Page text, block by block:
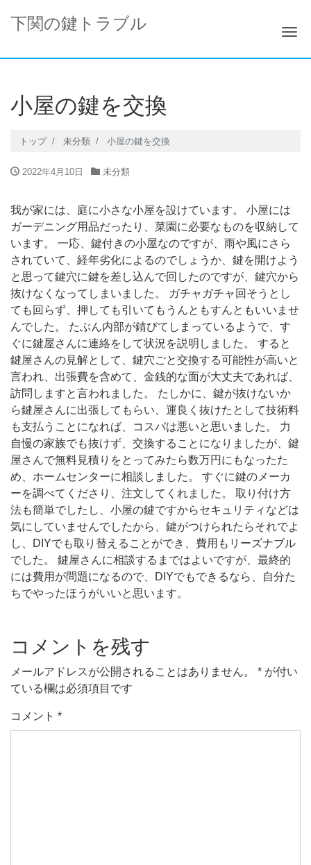
下関の鍵トラブル
ナ
小屋の鍵を交換
トップ 未分類 小屋の鍵を交換
2022年4月10日 未分類
我が家には、庭に小さな小屋を設けています。 小屋には
ガーデニング用品だったり、菜園に必要なものを収納して
います。 一応、鍵付きの小屋なのですが、雨や風にさら
されていて、経年劣化によるのでしょうか、鍵を開けよう
と思って鍵穴に鍵を差し込んで回したのですが、鍵穴から
抜けなくなってしまいました。 ガチャガチャ回そうとし
ても回らず、押しても引いてもうんともすんともいいませ
んでした。 たぶん内部が錆びてしまっているようで、す
ぐに鍵屋さんに連絡をして状況を説明しました。 すると
鍵屋さんの見解として、鍵穴ごと交換する可能性が高いと
言われ、出張費を含めて、金銭的な面が大丈夫であれば、
訪問しますと言われました。 たしかに、鍵が抜けないか
ら鍵屋さんに出張してもらい、運良く抜けたとして技術料
も支払うことになれば、コスパは悪いと思いました。 力
自慢の家族でも抜けず、交換することになりましたが、鍵
屋さんで無料見積りをとってみたら数万円にもなったた
め、ホームセンターに相談しました。 すぐに鍵のメーカ
ーを調べてくださり、注文してくれました。 取り付け方
法も簡単でしたし、小屋の鍵ですからセキュリティなどは
気にしていませんでしたから、鍵がつけられたらそれでよ
し、DIYでも取り替えることができ、費用もリーズナブル
でした。 鍵屋さんに相談するまではよいですが、最終的
には費用が問題になるので、DIYでもできるなら、自分た
ちでやったほうがいいと思います。
コメントを残す
メールアドレスが公開されることはありません。 * が付い
ている欄は必須項目です
コメント *